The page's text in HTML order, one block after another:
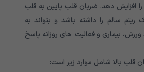
افزایش دهد. ضربان قلب پایین به قلب
سالم را داشته باشد و بتواند به
بیماری و فعالیت های روزانه پاسخ
قلب بالا شامل موارد زیر است: